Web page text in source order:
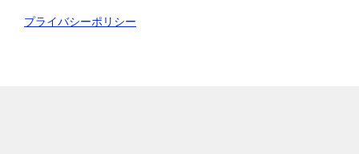
プライバシーポリシー